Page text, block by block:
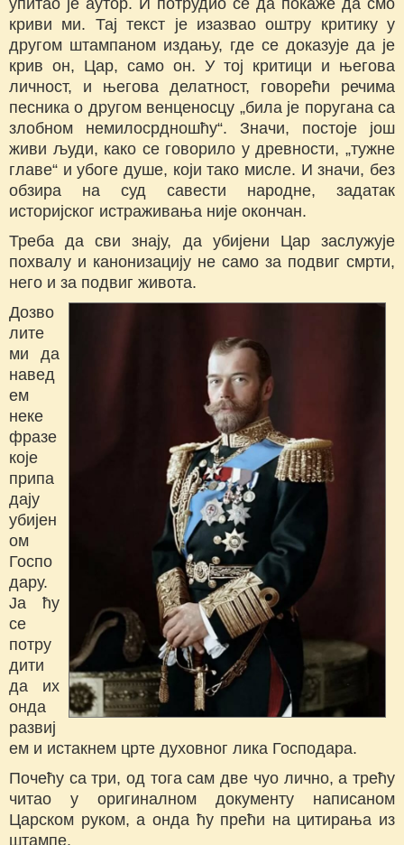
упитао је аутор. И потрудио се да покаже да смо
криви ми. Тај текст је изазвао оштру критику у
другом штампаном издању, где се доказује да је
крив он, Цар, само он. У тој критици и његова
личност, и његова делатност, говорећи речима
песника о другом венценосцу „била је поругана са
злобном немилосрдношћу“. Значи, постоје још
живи људи, како се говорило у древности, „тужне
главе“ и убоге душе, који тако мисле. И значи, без
обзира на суд савести народне, задатак
историјског истраживања није окончан.
Треба да сви знају, да убијени Цар заслужује
похвалу и канонизацију не само за подвиг смрти,
него и за подвиг живота.
Дозво
лите
ми да
навед
ем
неке
фразе
које
припа
дају
убијен
ом
Госпо
дару.
Ја ћу
се
потру
дити
да их
онда
развиј
ем и истакнем црте духовног лика Господара.
Почећу са три, од тога сам две чуо лично, а трећу
читао у оригиналном документу написаном
Царском руком, а онда ћу прећи на цитирања из
штампе.